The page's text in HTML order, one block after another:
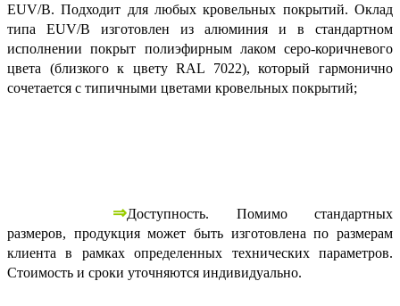
EUV/B. Подходит для любых кровельных покрытий. Оклад
типа EUV/B изготовлен из алюминия и в стандартном
исполнении покрыт полиэфирным лаком серо-коричневого
цвета (близкого к цвету RAL 7022), который гармонично
сочетается с типичными цветами кровельных покрытий;
⇒Доступность. Помимо стандартных
размеров, продукция может быть изготовлена по размерам
клиента в рамках определенных технических параметров.
Стоимость и сроки уточняются индивидуально.